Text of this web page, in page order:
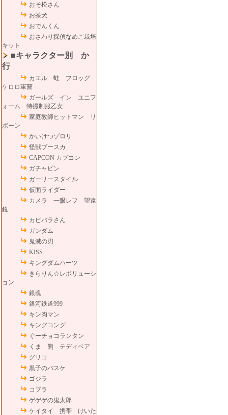
おそ松さん
お茶犬
おでんくん
おさわり探偵なめこ栽培
キット
■キャラクター別 か
行
カエル 蛙 フロッグ
ケロロ軍曹
ガールズ イン ユニフ
ォーム 特撮制服乙女
家庭教師ヒットマン リ
ボーン
かいけつゾロリ
怪獣ブースカ
CAPCON カプコン
ガチャピン
ガーリースタイル
仮面ライダー
カメラ 一眼レフ 望遠
鏡
カピバラさん
ガンダム
鬼滅の刃
KISS
キングダムハーツ
きらりん☆レボリューシ
ョン
銀魂
銀河鉄道999
キン肉マン
キングコング
ぐーチョコランタン
くま 熊 テディベア
グリコ
黒子のバスケ
ゴジラ
コブラ
ゲゲゲの鬼太郎
ケイタイ 携帯 けいた